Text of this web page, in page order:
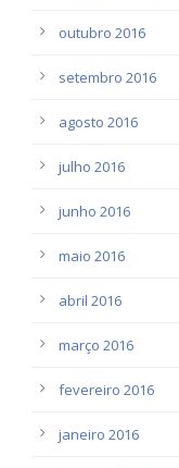
outubro 2016
setembro 2016
agosto 2016
julho 2016
junho 2016
maio 2016
abril 2016
março 2016
fevereiro 2016
janeiro 2016